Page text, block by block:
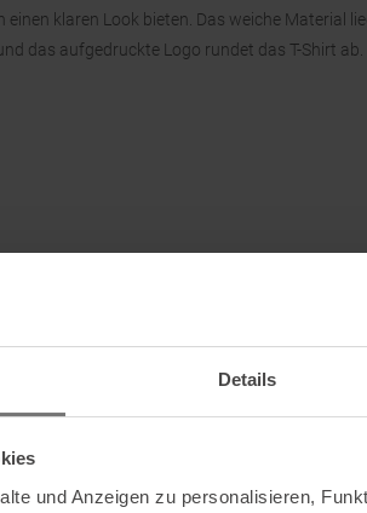
Details
und Anzeigen zu personalisieren,
klaren Look bieten. Das weiche Material
das aufgedruckte Logo rundet das T-Shirt ab.